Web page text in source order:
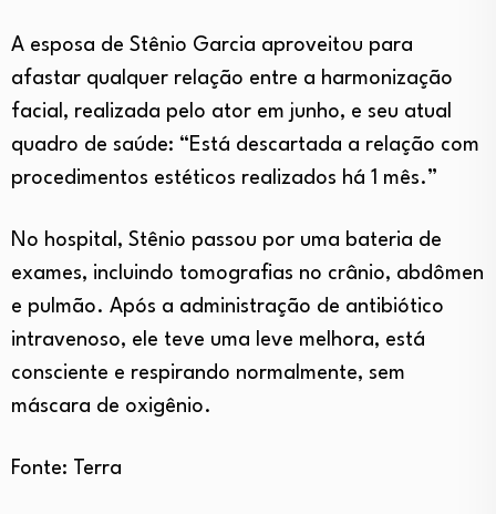
A esposa de Stênio Garcia aproveitou para
afastar qualquer relação entre a harmonização
facial, realizada pelo ator em junho, e seu atual
quadro de saúde: “Está descartada a relação com
procedimentos estéticos realizados há 1 mês.”
No hospital, Stênio passou por uma bateria de
exames, incluindo tomografias no crânio, abdômen
e pulmão. Após a administração de antibiótico
intravenoso, ele teve uma leve melhora, está
consciente e respirando normalmente, sem
máscara de oxigênio.
Fonte: Terra